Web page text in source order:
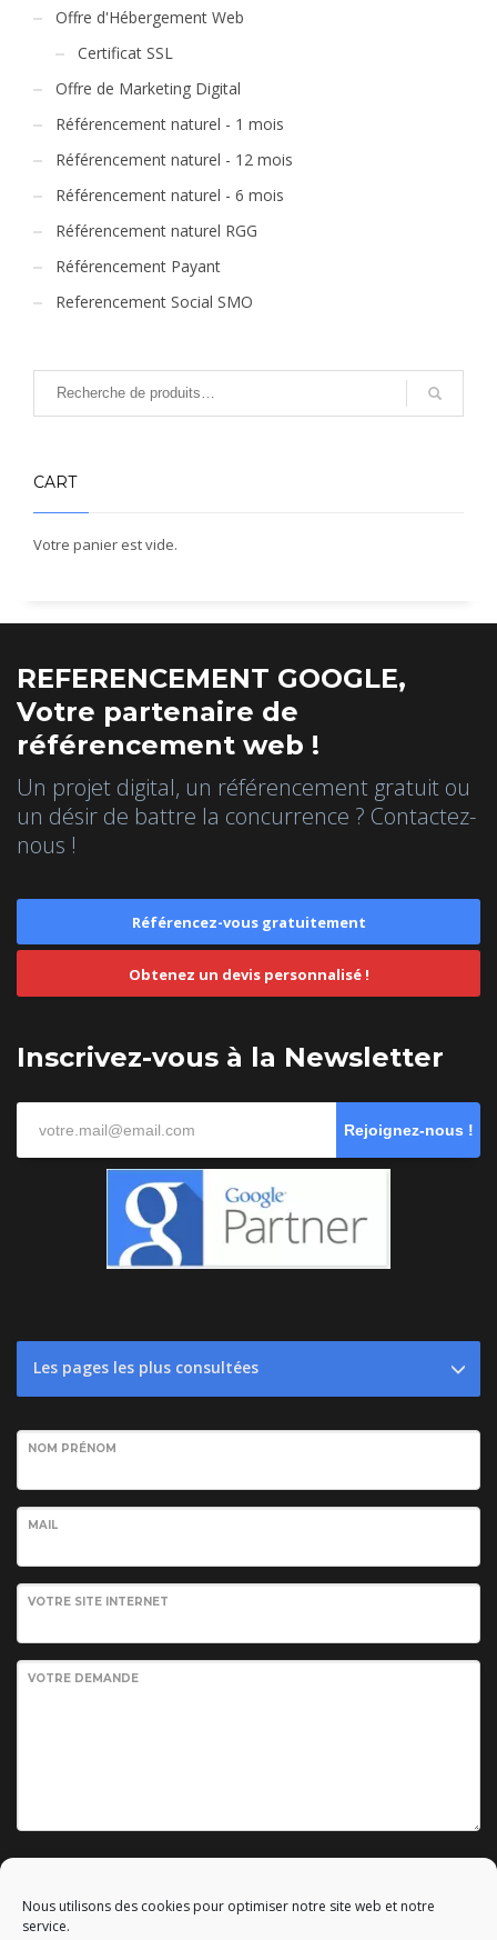
Nous utilisons des cookies pour optimiser notre site web et notre
service.
Offre d'Hébergement Web
Certificat SSL
Offre de Marketing Digital
Référencement naturel - 1 mois
Référencement naturel - 12 mois
Référencement naturel - 6 mois
Référencement naturel RGG
Référencement Payant
Referencement Social SMO
CART
Votre panier est vide.
REFERENCEMENT GOOGLE,
Votre partenaire de
référencement web !
Un projet digital, un référencement gratuit ou
un désir de battre la concurrence ? Contactez-
nous !
Référencez-vous gratuitement
Obtenez un devis personnalisé !
Inscrivez-vous à la Newsletter
Rejoignez-nous !
Les pages les plus consultées
NOM PRÉNOM
MAIL
VOTRE SITE INTERNET
VOTRE DEMANDE